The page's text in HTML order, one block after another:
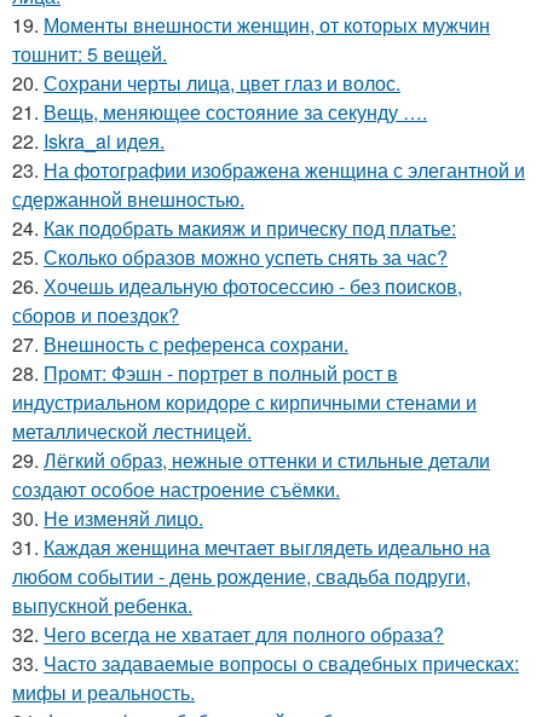
19. Моменты внешности женщин, от которых мужчин
тошнит: 5 вещей.
20. Сохрани черты лица, цвет глаз и волос.
21. Вещь, меняющее состояние за секунду ….
22. Iskra_ai идея.
23. На фотографии изображена женщина с элегантной и
сдержанной внешностью.
24. Как подобрать макияж и прическу под платье:
25. Сколько образов можно успеть снять за час?
26. Хочешь идеальную фотосессию - без поисков,
сборов и поездок?
27. Внешность с референса сохрани.
28. Промт: Фэшн - портрет в полный рост в
индустриальном коридоре с кирпичными стенами и
металлической лестницей.
29. Лёгкий образ, нежные оттенки и стильные детали
создают особое настроение съёмки.
30. Не изменяй лицо.
31. Каждая женщина мечтает выглядеть идеально на
любом событии - день рождение, свадьба подруги,
выпускной ребенка.
32. Чего всегда не хватает для полного образа?
33. Часто задаваемые вопросы о свадебных прическах:
мифы и реальность.